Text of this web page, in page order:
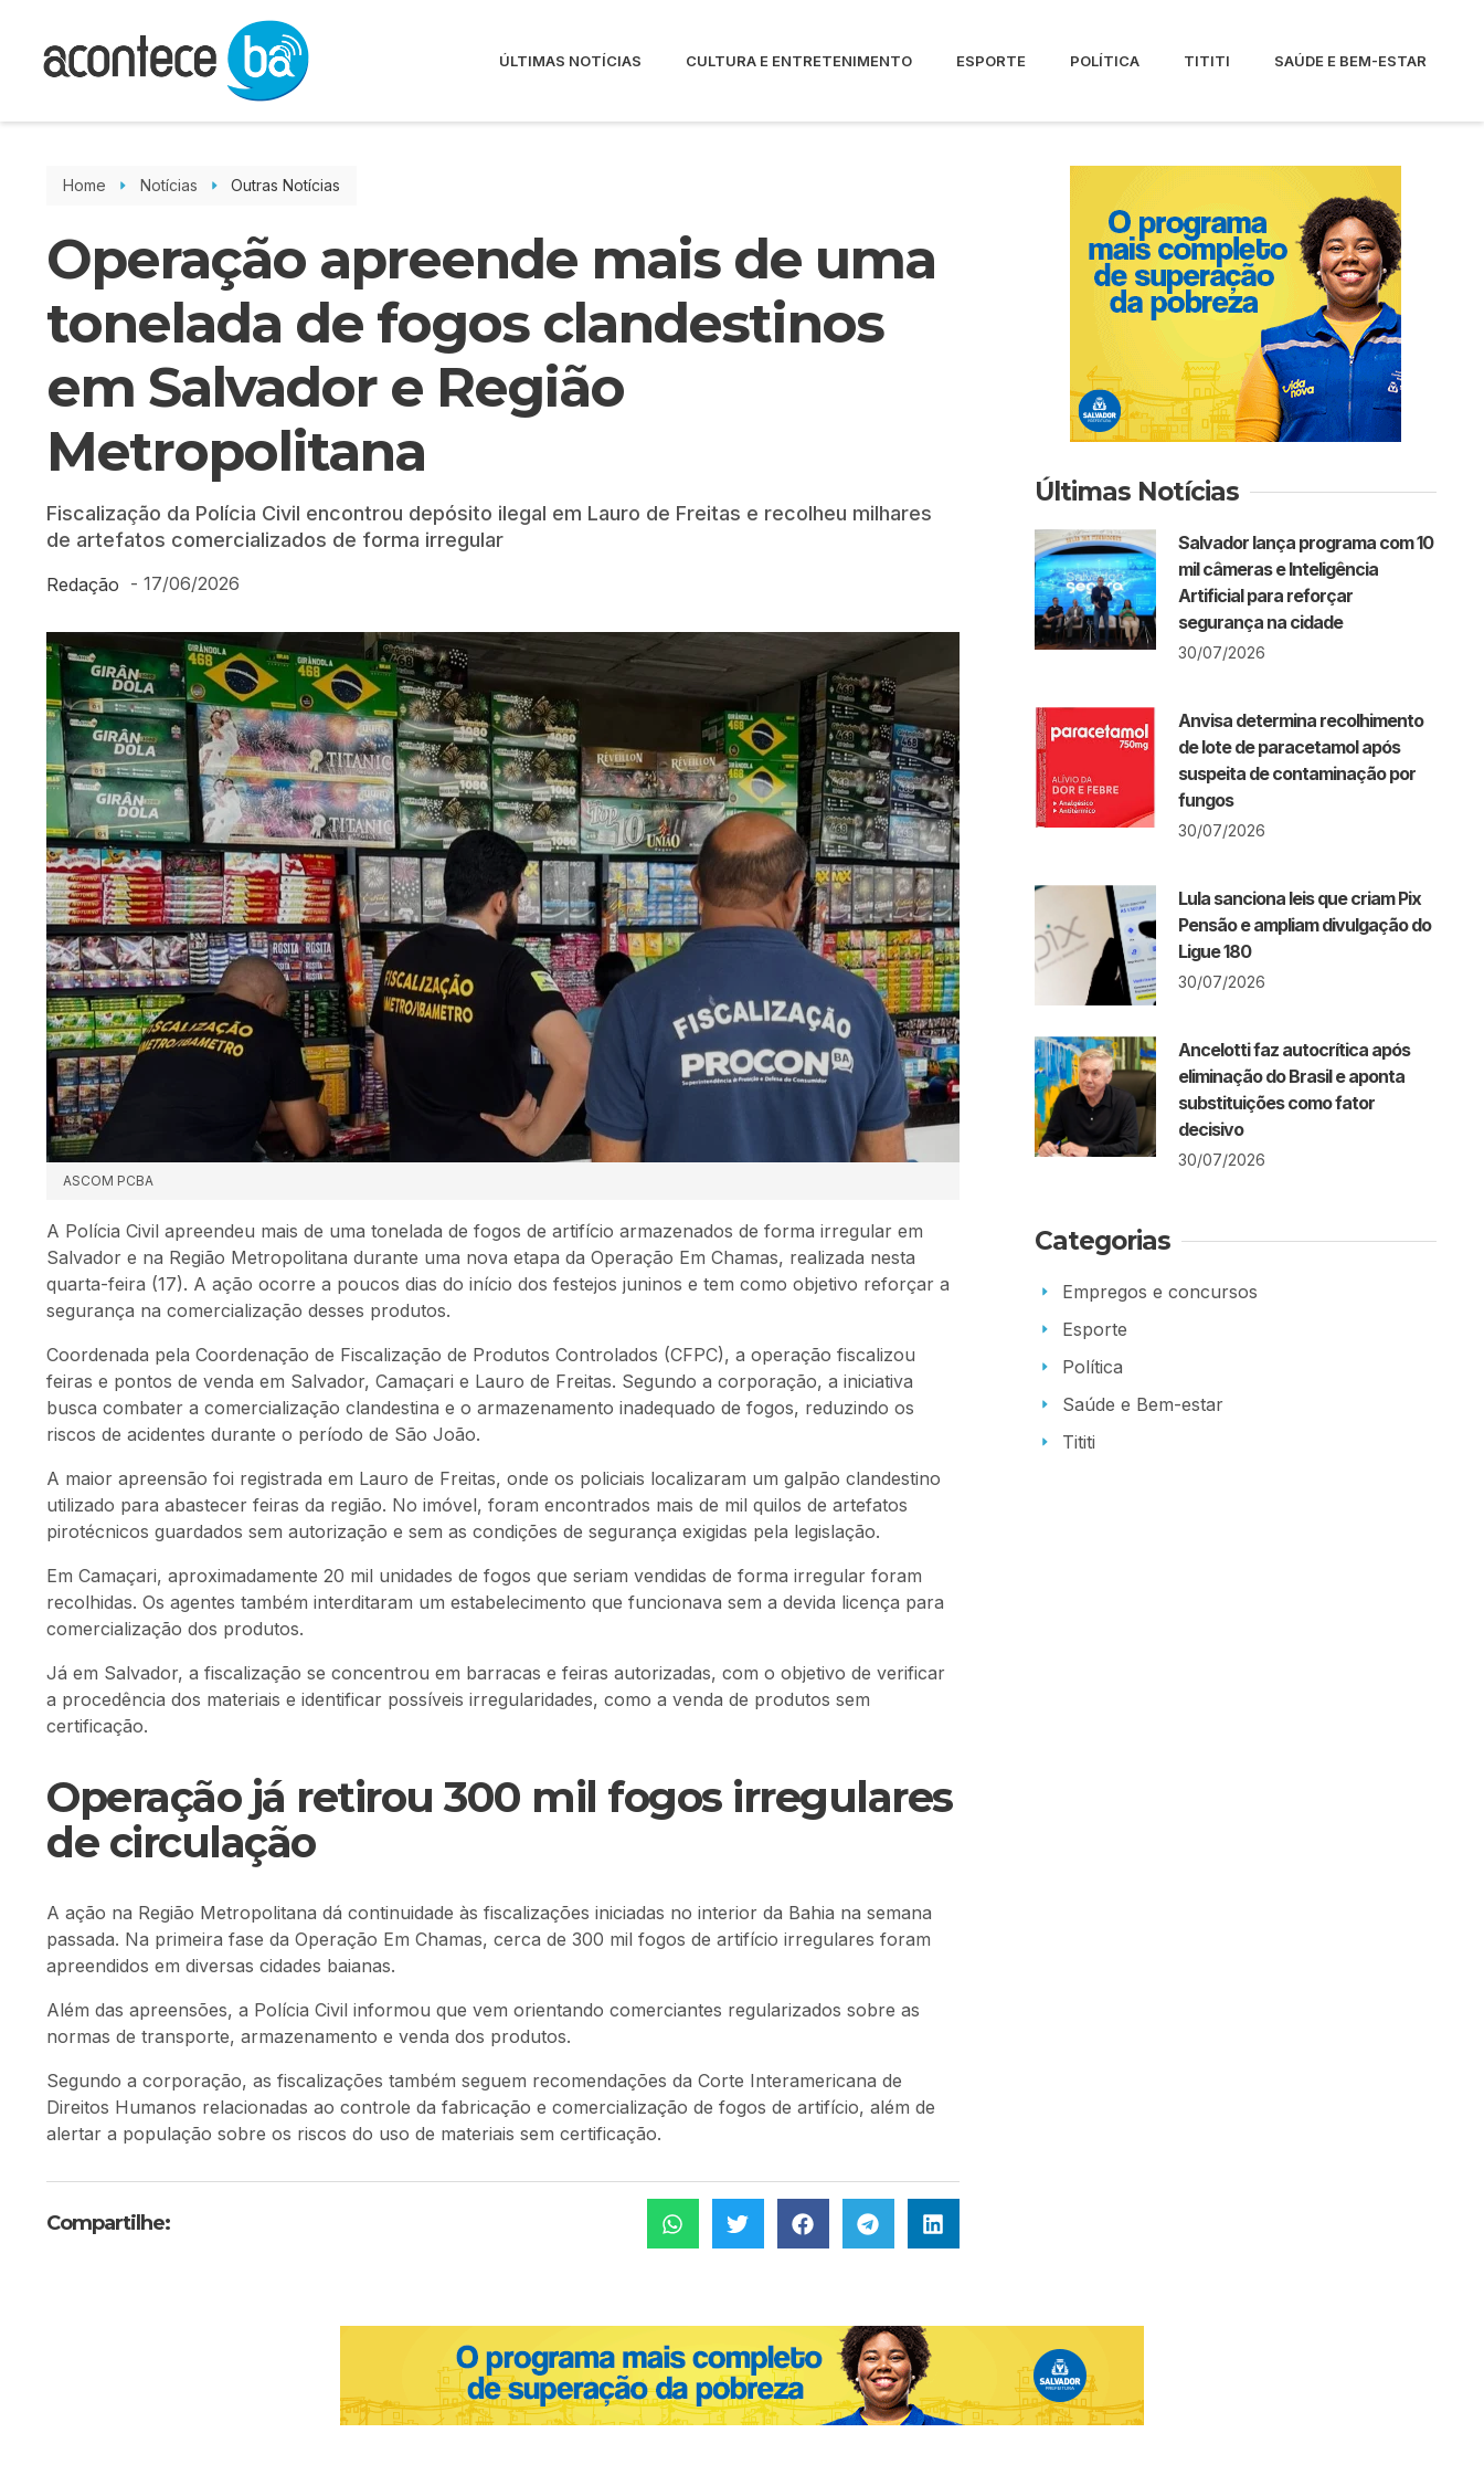
ÚLTIMAS NOTÍCIAS CULTURA E ENTRETENIMENTO ESPORTE POLÍTICA TITITI SAÚDE E BEM-ESTAR
Home Notícias Outras Notícias
Operação apreende mais de uma
tonelada de fogos clandestinos
em Salvador e Região
Metropolitana
Fiscalização da Polícia Civil encontrou depósito ilegal em Lauro de Freitas e recolheu milhares
de artefatos comercializados de forma irregular
Redação - 17/06/2026
ASCOM PCBA
A Polícia Civil apreendeu mais de uma tonelada de fogos de artifício armazenados de forma irregular em
Salvador e na Região Metropolitana durante uma nova etapa da Operação Em Chamas, realizada nesta
quarta-feira (17). A ação ocorre a poucos dias do início dos festejos juninos e tem como objetivo reforçar a
segurança na comercialização desses produtos.
Coordenada pela Coordenação de Fiscalização de Produtos Controlados (CFPC), a operação fiscalizou
feiras e pontos de venda em Salvador, Camaçari e Lauro de Freitas. Segundo a corporação, a iniciativa
busca combater a comercialização clandestina e o armazenamento inadequado de fogos, reduzindo os
riscos de acidentes durante o período de São João.
A maior apreensão foi registrada em Lauro de Freitas, onde os policiais localizaram um galpão clandestino
utilizado para abastecer feiras da região. No imóvel, foram encontrados mais de mil quilos de artefatos
pirotécnicos guardados sem autorização e sem as condições de segurança exigidas pela legislação.
Em Camaçari, aproximadamente 20 mil unidades de fogos que seriam vendidas de forma irregular foram
recolhidas. Os agentes também interditaram um estabelecimento que funcionava sem a devida licença para
comercialização dos produtos.
Já em Salvador, a fiscalização se concentrou em barracas e feiras autorizadas, com o objetivo de verificar
a procedência dos materiais e identificar possíveis irregularidades, como a venda de produtos sem
certificação.
Operação já retirou 300 mil fogos irregulares
de circulação
A ação na Região Metropolitana dá continuidade às fiscalizações iniciadas no interior da Bahia na semana
passada. Na primeira fase da Operação Em Chamas, cerca de 300 mil fogos de artifício irregulares foram
apreendidos em diversas cidades baianas.
Além das apreensões, a Polícia Civil informou que vem orientando comerciantes regularizados sobre as
normas de transporte, armazenamento e venda dos produtos.
Segundo a corporação, as fiscalizações também seguem recomendações da Corte Interamericana de
Direitos Humanos relacionadas ao controle da fabricação e comercialização de fogos de artifício, além de
alertar a população sobre os riscos do uso de materiais sem certificação.
Compartilhe:
Últimas Notícias
Salvador lança programa com 10
mil câmeras e Inteligência
Artificial para reforçar
segurança na cidade
30/07/2026
Anvisa determina recolhimento
de lote de paracetamol após
suspeita de contaminação por
fungos
30/07/2026
Lula sanciona leis que criam Pix
Pensão e ampliam divulgação do
Ligue 180
30/07/2026
Ancelotti faz autocrítica após
eliminação do Brasil e aponta
substituições como fator
decisivo
30/07/2026
Categorias
Empregos e concursos
Esporte
Política
Saúde e Bem-estar
Tititi